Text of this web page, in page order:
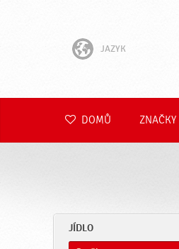
JAZYK
Hrvatski
Română
DOMŮ ZNAČKY
JÍDLO